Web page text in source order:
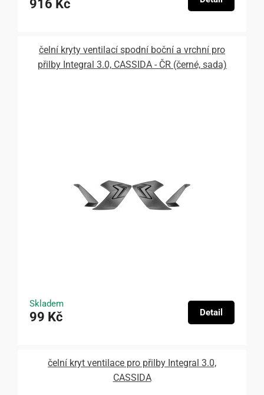
916 Kč
čelní kryty ventilací spodní boční a vrchní pro
přilby Integral 3.0, CASSIDA - ČR (černé, sada)
Skladem
99 Kč Detail
čelní kryt ventilace pro přilby Integral 3.0,
CASSIDA